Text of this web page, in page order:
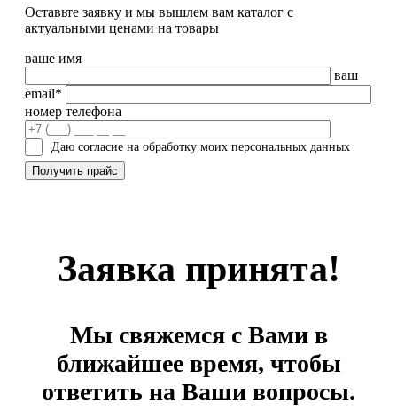
Оставьте заявку и мы вышлем вам каталог с
актуальными ценами на товары
ваше имя
ваш
email*
номер телефона
Даю согласие на обработку моих персональных данных
Заявка принята!
Мы свяжемся с Вами в
ближайшее время, чтобы
ответить на Ваши вопросы.